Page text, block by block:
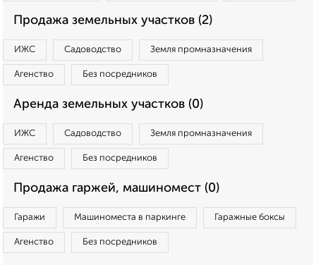
Продажа земельных участков (2)
ИЖС Садоводство Земля промназначения
Агенство Без посредников
Аренда земельных участков (0)
ИЖС Садоводство Земля промназначения
Агенство Без посредников
Продажа гаржей, машиномест (0)
Гаражи Машиноместа в паркинге Гаражные боксы
Агенство Без посредников